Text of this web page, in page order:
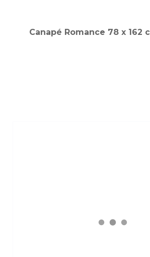
Canapé Romance 78 x 162